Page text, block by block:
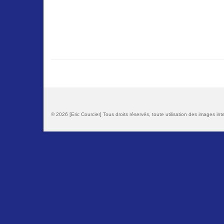
© 2026 [Eric Courcier] Tous droits réservés, toute utilisation des images